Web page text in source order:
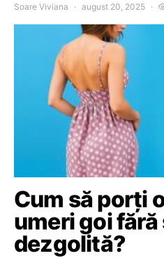
Soare Viviana august 20, 2025
Cum să porți
umeri goi fără
dezgolită?